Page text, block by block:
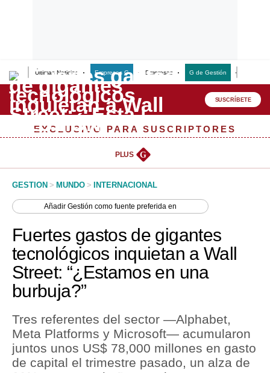
Últimas Noticias Empresas G Empresas G de Gestión
Lo último
Peru Quiosco
Management & Empleo
Perú
Política
Tu Dinero
Finanzas Personales
Inmobiliarias
Plus G
SUSCRÍBETE
EXCLUSIVO PARA SUSCRIPTORES
PLUS G
GESTION > MUNDO > INTERNACIONAL
AñadirGestión como fuente preferida en
Fuertes gastos de gigantes
tecnológicos inquietan a Wall
Street: “¿Estamos en una
burbuja?”
Tres referentes del sector —Alphabet,
Meta Platforms y Microsoft— acumularon
juntos unos US$ 78,000 millones en gasto
de capital el trimestre pasado, un alza de